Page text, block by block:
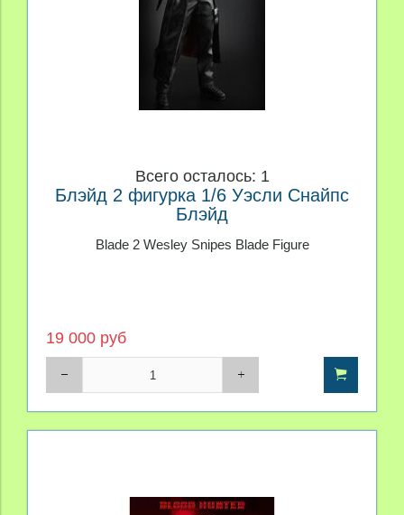
Всего осталось: 1
Блэйд 2 фигурка 1/6 Уэсли Снайпс
Блэйд
Blade 2 Wesley Snipes Blade Figure
19 000 руб